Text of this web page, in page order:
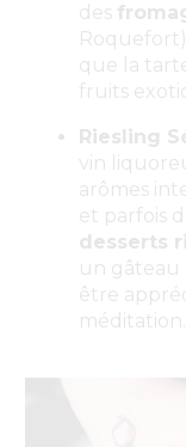
des
que la
fruits
Riesling
vin
arômes
et parfois
desserts
un gâteau
être
méditation.